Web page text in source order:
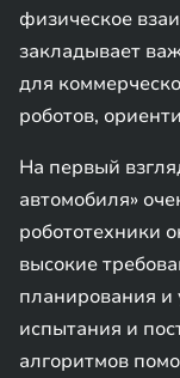
физическое
закладывает
для
роботов,
На первый
автомобиля»
робототехники
высокие
планирования
испытания и
алгоритмов